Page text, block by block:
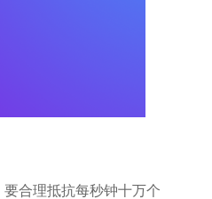
合理抵抗每秒钟十万个